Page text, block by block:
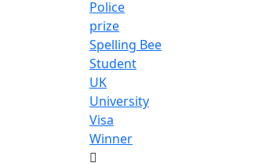
Police
prize
Spelling Bee
Student
UK
University
Visa
Winner